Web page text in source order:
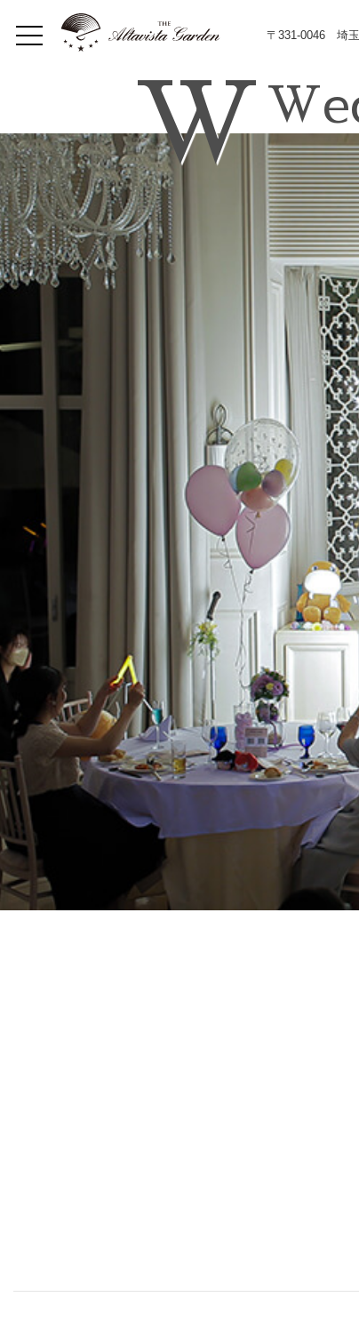
〒331-0046 埼
Home
Concept
Restaurant
Lunch
Dinner
Bar
Private
Party
Facebook
W